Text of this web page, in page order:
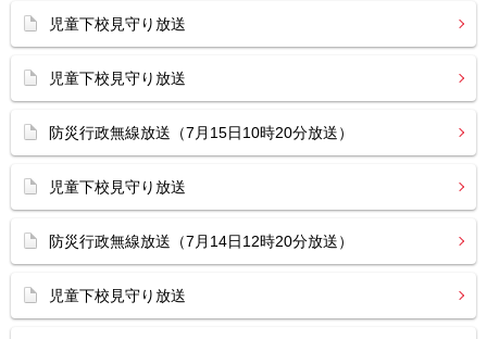
児童下校見守り放送
児童下校見守り放送
防災行政無線放送（7月15日10時20分放送）
児童下校見守り放送
防災行政無線放送（7月14日12時20分放送）
児童下校見守り放送